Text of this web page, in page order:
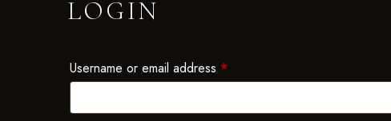
LOGIN
Username or email address *